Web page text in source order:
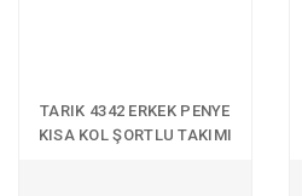
TARIK 4342 ERKEK PENYE
KISA KOL ŞORTLU TAKIMI